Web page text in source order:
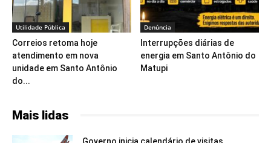
Utilidade Pública
Correios retoma hoje
atendimento em nova
unidade em Santo Antônio
do...
Denúncia
Interrupções diárias de
energia em Santo Antônio do
Matupi
Mais lidas